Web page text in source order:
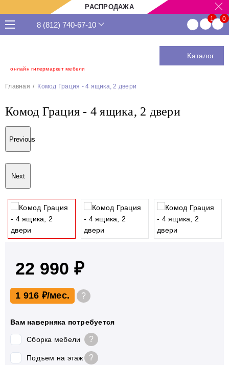
РАСПРОДАЖА
онлайн гипермаркет мебели
8 (812) 740-67-10
Каталог
Главная Комод Грация - 4 ящика, 2 двери
Комод Грация - 4 ящика, 2 двери
Previous
Next
22 990 ₽
1 916 ₽ ?
Вам наверняка потребуется
Сборка мебели ?
Подъем на этаж ?